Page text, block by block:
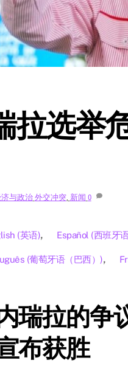
拉选举
与政治 外交冲突, 新闻 0
(英语) Español (西班牙
(葡萄牙语（巴西）)
瑞拉的争
布获胜